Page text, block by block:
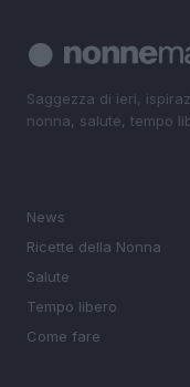
Saggezza di ieri,
nonna, salute, tempo
News
Ricette della Nonna
Salute
Tempo libero
Come fare